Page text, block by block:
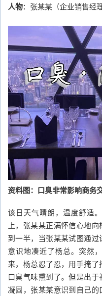
人物：张某某（企业销售经
资料图：口臭非常影响商务
该日天气晴朗，温度舒适
上，张某某正满怀信心地
到一半，当张某某试图通
意识地凑近了杨总。突然
来，杨总忍了忍，用手掩
口臭气味熏到了。但是出
凝固，张某某意识到自己的